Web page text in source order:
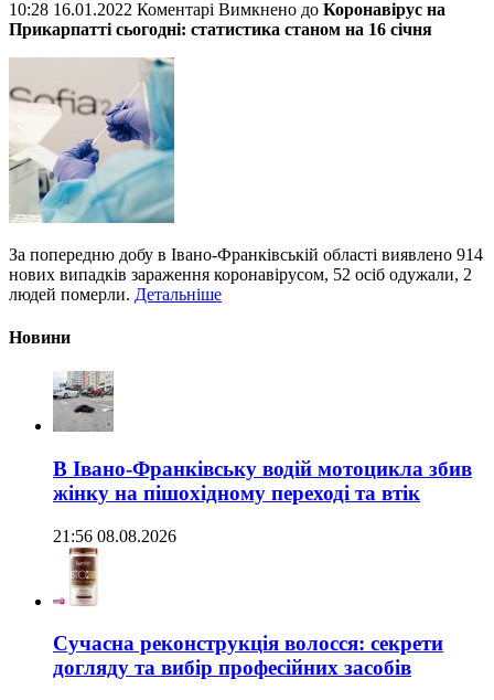
10:28 16.01.2022 Коментарі Вимкнено до Коронавірус на
Прикарпатті сьогодні: статистика станом на 16 січня
За попередню добу в Івано-Франківській області виявлено 914
нових випадків зараження коронавірусом, 52 осіб одужали, 2
людей померли. Детальніше
Новини
В Івано-Франківську водій мотоцикла збив
жінку на пішохідному переході та втік
21:56 08.08.2026
Сучасна реконструкція волосся: секрети
догляду та вибір професійних засобів